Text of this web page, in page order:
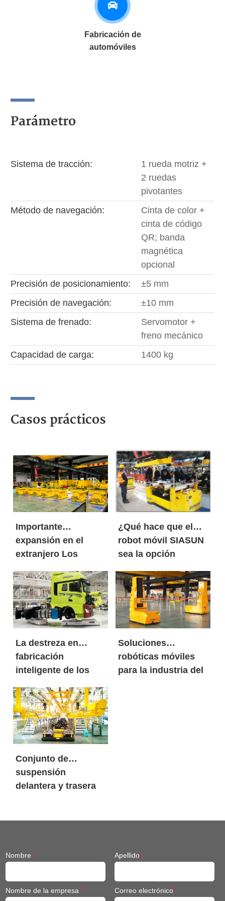
Fabricación de
automóviles
Parámetro
Sistema de tracción:
1 rueda motriz +
2 ruedas
pivotantes
Método de navegación:
Cinta de color +
cinta de código
QR; banda
magnética
opcional
Precisión de posicionamiento:
±5 mm
Precisión de navegación:
±10 mm
Sistema de frenado:
Servomotor +
freno mecánico
Capacidad de carga:
1400 kg
Casos prácticos
Importante
expansión en el
extranjero Los
SIASUN entran en
grandes volúmenes
en el mercado
europeo de las
¿Qué hace que el
robot móvil SIASUN
sea la opción
los gigantes
mundiales de las
nuevas energías
como de las marcas
centenarias?
La destreza en
fabricación
inteligente de los
carga pesada
SIASUN
Soluciones
robóticas móviles
para la industria del
Conjunto de
suspensión
delantera y trasera
Nombre* Apellido*
Nombre de la empresa* Correo electrónico*